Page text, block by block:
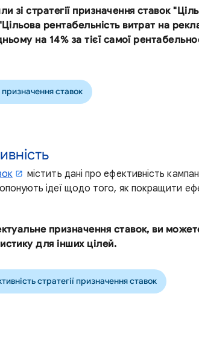
зі стратегії призначення ставок
рентабельність витрат на
на 14% за тієї самої
ставок
містить дані про ефективність
ідеї щодо того, як покращити
призначення ставок, ви
для інших цілей.
стратегії призначення ставок